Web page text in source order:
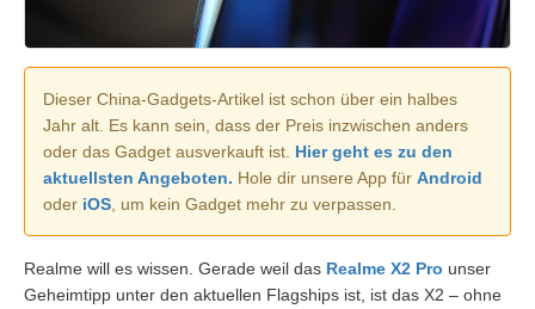
Dieser China-Gadgets-Artikel ist schon über ein halbes
Jahr alt. Es kann sein, dass der Preis inzwischen anders
oder das Gadget ausverkauft ist. Hier geht es zu den
aktuellsten Angeboten. Hole dir unsere App für Android
oder iOS , um kein Gadget mehr zu verpassen.
Realme will es wissen. Gerade weil das Realme X2 Pro unser
Geheimtipp unter den aktuellen Flagships ist, ist das X2 – ohne